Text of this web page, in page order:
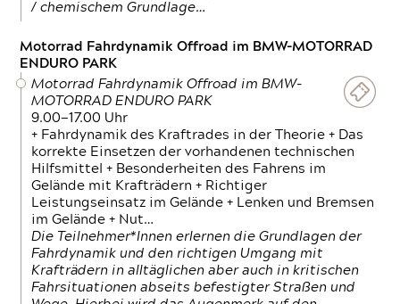
/ chemischem Grundlage…
Motorrad Fahrdynamik Offroad im BMW-MOTORRAD
ENDURO PARK
Motorrad Fahrdynamik Offroad im BMW-
MOTORRAD ENDURO PARK
9.00—17.00 Uhr
+ Fahrdynamik des Kraftrades in der Theorie + Das
korrekte Einsetzen der vorhandenen technischen
Hilfsmittel + Besonderheiten des Fahrens im
Gelände mit Krafträdern + Richtiger
Leistungseinsatz im Gelände + Lenken und Bremsen
im Gelände + Nut…
Die Teilnehmer*Innen erlernen die Grundlagen der
Fahrdynamik und den richtigen Umgang mit
Krafträdern in alltäglichen aber auch in kritischen
Fahrsituationen abseits befestigter Straßen und